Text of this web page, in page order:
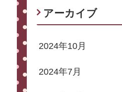
アーカイブ
2024年10月
2024年7月